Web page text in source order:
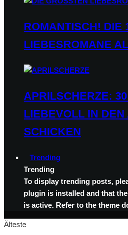
ROMANTISCH! DIE
LIEBESROMANE
APRILSCHERZE:
LIEBEVOLL IN DEN
SCHICKEN
Trending
Trending
To display trending posts,
plugin is installed and that
is active. Refer to the theme
Älteste